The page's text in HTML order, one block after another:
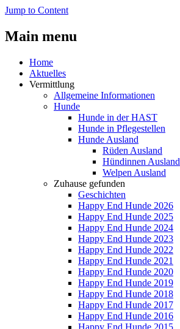
Jump to Content
Main menu
Home
Aktuelles
Vermittlung
Allgemeine Informationen
Hunde
Hunde in der HAST
Hunde in Pflegestellen
Hunde Ausland
Rüden Ausland
Hündinnen Ausland
Welpen Ausland
Zuhause gefunden
Geschichten
Happy End Hunde 2026
Happy End Hunde 2025
Happy End Hunde 2024
Happy End Hunde 2023
Happy End Hunde 2022
Happy End Hunde 2021
Happy End Hunde 2020
Happy End Hunde 2019
Happy End Hunde 2018
Happy End Hunde 2017
Happy End Hunde 2016
Happy End Hunde 2015